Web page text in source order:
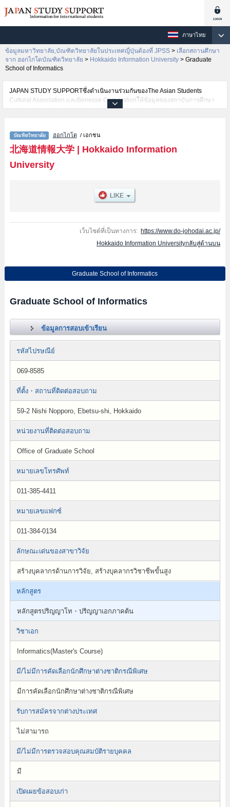
ภาษาไทย
ข้อมูลมหาวิทยาลัย,บัณฑิตวิทยาลัยในประเทศญี่ปุ่นต้องที่ JPSS > เลือกสถานศึกษา
จาก ฮอกไกโดบัณฑิตวิทยาลัย > Hokkaido Information University > Graduate
School of Informatics
JAPAN STUDY SUPPORTซึ่งดำเนินงานร่วมกันของThe Asian Students
Cultural Association และBenesse Corporationให้ข้อมูลของสถาบันการศึกษา
ระดับมหาวิทยาลัย・บัณฑิตวิทยาลัย・วิทยาลัยระดับอนุปริญญา・วิทยาลัย
นักศึกษาต่างชาติเช่นGraduate School of Informatics เป็นต้น,ข้อมูลของแต่ละ
สาขาวิจัย,ข้อมูลการสอบคัดเลือกเข้าศึกษาเช่นจำนวนคนที่รับสมัครหรือจำนวน
คนที่ผ่านการสอบคัดเลือกเป็นต้น,แนะนำสถานที่,การเดินทางเป็นต้นไว้ด้วยดังนั้น
ขอเชิญใช้บริการค้นหาข้อมูลตามอัธยาศัย
ฮอกไกโด/ เอกชน
北海道情報大学| Hokkaido Information
University
เว็บไซต์ที่เป็นทางการ: https://www.do-johodai.ac.jp/
Hokkaido Information Universityกลับสู่ด้านบน
Graduate School of Informatics
Graduate School of Informatics
ข้อมูลการสอบเข้าเรียน
รหัสไปรษณีย์
069-8585
ที่ตั้ง・สถานที่ติดต่อสอบถาม
59-2 Nishi Nopporo, Ebetsu-shi, Hokkaido
หน่วยงานที่ติดต่อสอบถาม
Office of Graduate School
หมายเลขโทรศัพท์
011-385-4411
หมายเลขแฟกซ์
011-384-0134
ลักษณะเด่นของสาขาวิจัย
สร้างบุคลากรด้านการวิจัย, สร้างบุคลากรวิชาชีพขั้นสูง
หลักสูตร
หลักสูตรปริญญาโท・ปริญญาเอกภาคต้น
วิชาเอก
Informatics(Master's Course)
มี/ไม่มีการคัดเลือกนักศึกษาต่างชาติกรณีพิเศษ
มีการคัดเลือกนักศึกษาต่างชาติกรณีพิเศษ
รับการสมัครจากต่างประเทศ
ไม่สามารถ
มี/ไม่มีการตรวจสอบคุณสมบัติรายบุคคล
มี
เปิดเผยข้อสอบเก่า